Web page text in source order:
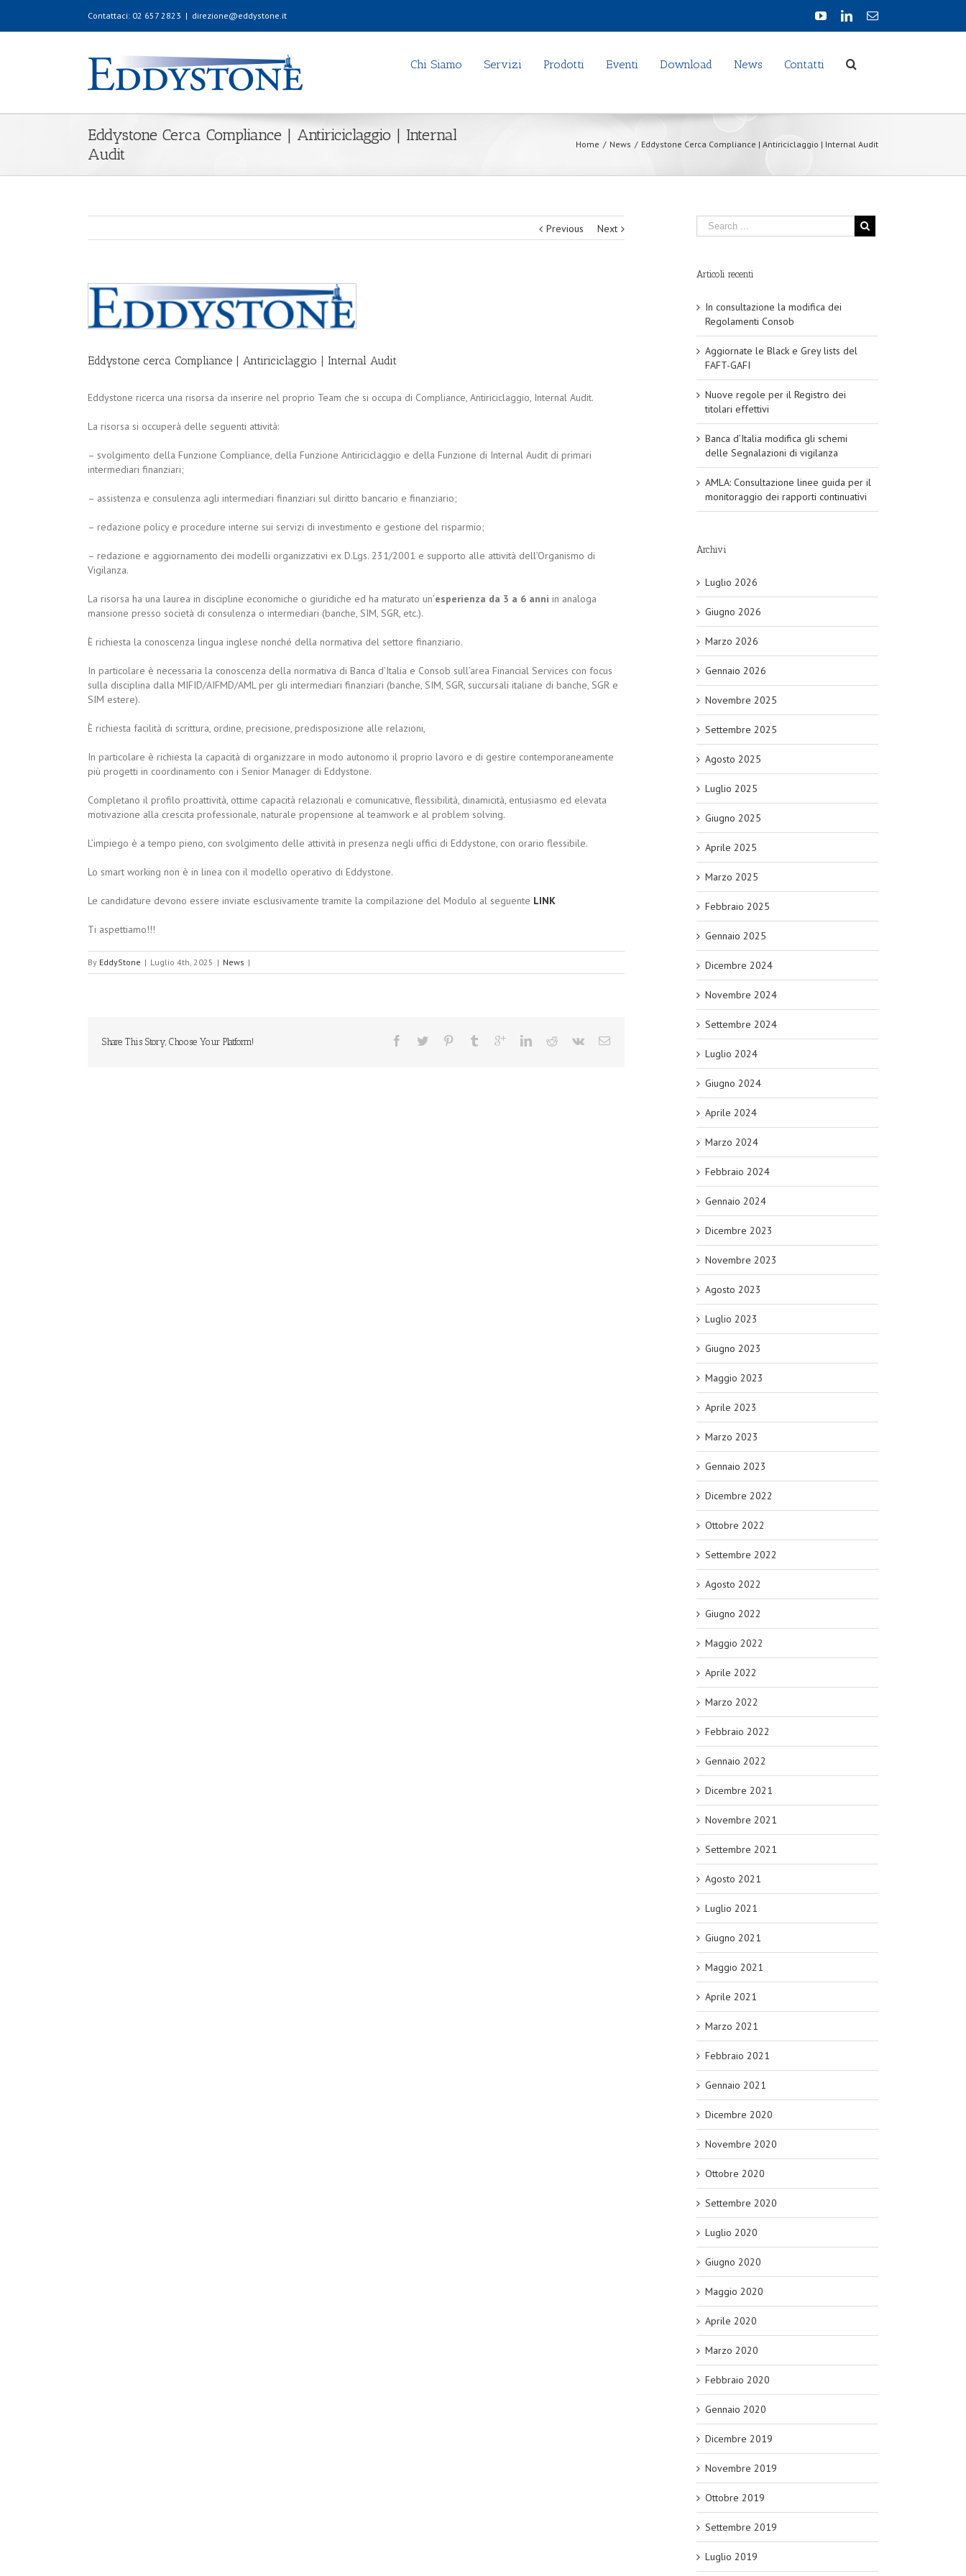
Contattaci: 02 657 2823 | direzione@eddystone.it
Chi Siamo Servizi Prodotti Eventi Download News Contatti
Eddystone Cerca Compliance | Antiriciclaggio | Internal
Audit
Home / News / Eddystone Cerca Compliance | Antiriciclaggio | Internal Audit
Previous Next
Eddystone cerca Compliance | Antiriciclaggio | Internal Audit
Eddystone ricerca una risorsa da inserire nel proprio Team che si occupa di Compliance, Antiriciclaggio, Internal Audit.
La risorsa si occuperà delle seguenti attività:
– svolgimento della Funzione Compliance, della Funzione Antiriciclaggio e della Funzione di Internal Audit di primari
intermediari finanziari;
– assistenza e consulenza agli intermediari finanziari sul diritto bancario e finanziario;
– redazione policy e procedure interne sui servizi di investimento e gestione del risparmio;
– redazione e aggiornamento dei modelli organizzativi ex D.Lgs. 231/2001 e supporto alle attività dell’Organismo di
Vigilanza.
La risorsa ha una laurea in discipline economiche o giuridiche ed ha maturato un’esperienza da 3 a 6 anni in analoga
mansione presso società di consulenza o intermediari (banche, SIM, SGR, etc.).
È richiesta la conoscenza lingua inglese nonché della normativa del settore finanziario.
In particolare è necessaria la conoscenza della normativa di Banca d’Italia e Consob sull’area Financial Services con focus
sulla disciplina dalla MIFID/AIFMD/AML per gli intermediari finanziari (banche, SIM, SGR, succursali italiane di banche, SGR e
SIM estere).
È richiesta facilità di scrittura, ordine, precisione, predisposizione alle relazioni,
In particolare è richiesta la capacità di organizzare in modo autonomo il proprio lavoro e di gestire contemporaneamente
più progetti in coordinamento con i Senior Manager di Eddystone.
Completano il profilo proattività, ottime capacità relazionali e comunicative, flessibilità, dinamicità, entusiasmo ed elevata
motivazione alla crescita professionale, naturale propensione al teamwork e al problem solving.
L’impiego è a tempo pieno, con svolgimento delle attività in presenza negli uffici di Eddystone, con orario flessibile.
Lo smart working non è in linea con il modello operativo di Eddystone.
Le candidature devono essere inviate esclusivamente tramite la compilazione del Modulo al seguente LINK
Ti aspettiamo!!!
By EddyStone | Luglio 4th, 2025 | News |
Share This Story, Choose Your Platform!
Articoli recenti
In consultazione la modifica dei
Regolamenti Consob
Aggiornate le Black e Grey lists del
FAFT-GAFI
Nuove regole per il Registro dei
titolari effettivi
Banca d’Italia modifica gli schemi
delle Segnalazioni di vigilanza
AMLA: Consultazione linee guida per il
monitoraggio dei rapporti continuativi
Archivi
Luglio 2026
Giugno 2026
Marzo 2026
Gennaio 2026
Novembre 2025
Settembre 2025
Agosto 2025
Luglio 2025
Giugno 2025
Aprile 2025
Marzo 2025
Febbraio 2025
Gennaio 2025
Dicembre 2024
Novembre 2024
Settembre 2024
Luglio 2024
Giugno 2024
Aprile 2024
Marzo 2024
Febbraio 2024
Gennaio 2024
Dicembre 2023
Novembre 2023
Agosto 2023
Luglio 2023
Giugno 2023
Maggio 2023
Aprile 2023
Marzo 2023
Gennaio 2023
Dicembre 2022
Ottobre 2022
Settembre 2022
Agosto 2022
Giugno 2022
Maggio 2022
Aprile 2022
Marzo 2022
Febbraio 2022
Gennaio 2022
Dicembre 2021
Novembre 2021
Settembre 2021
Agosto 2021
Luglio 2021
Giugno 2021
Maggio 2021
Aprile 2021
Marzo 2021
Febbraio 2021
Gennaio 2021
Dicembre 2020
Novembre 2020
Ottobre 2020
Settembre 2020
Luglio 2020
Giugno 2020
Maggio 2020
Aprile 2020
Marzo 2020
Febbraio 2020
Gennaio 2020
Dicembre 2019
Novembre 2019
Ottobre 2019
Settembre 2019
Luglio 2019